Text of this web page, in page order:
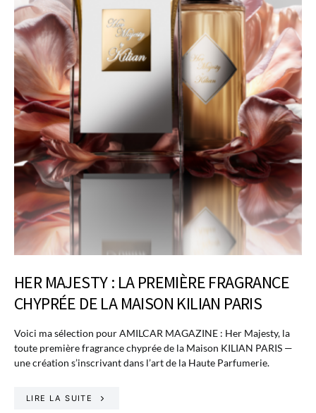
HER MAJESTY : LA PREMIÈRE FRAGRANCE
CHYPRÉE DE LA MAISON KILIAN PARIS
Voici ma sélection pour AMILCAR MAGAZINE : Her Majesty, la
toute première fragrance chyprée de la Maison KILIAN PARIS —
une création s’inscrivant dans l’art de la Haute Parfumerie.
LIRE LA SUITE